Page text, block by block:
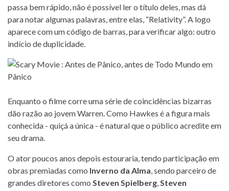
passa bem rápido, não é possível ler o título deles, mas dá
para notar algumas palavras, entre elas, “Relativity”. A logo
aparece com um código de barras, para verificar algo: outro
indício de duplicidade.
Enquanto o filme corre uma série de coincidências bizarras
dão razão ao jovem Warren. Como Hawkes é a figura mais
conhecida - quiçá a única - é natural que o público acredite em
seu drama.
O ator poucos anos depois estouraria, tendo participação em
obras premiadas como Inverno da Alma, sendo parceiro de
grandes diretores como Steven Spielberg,Steven